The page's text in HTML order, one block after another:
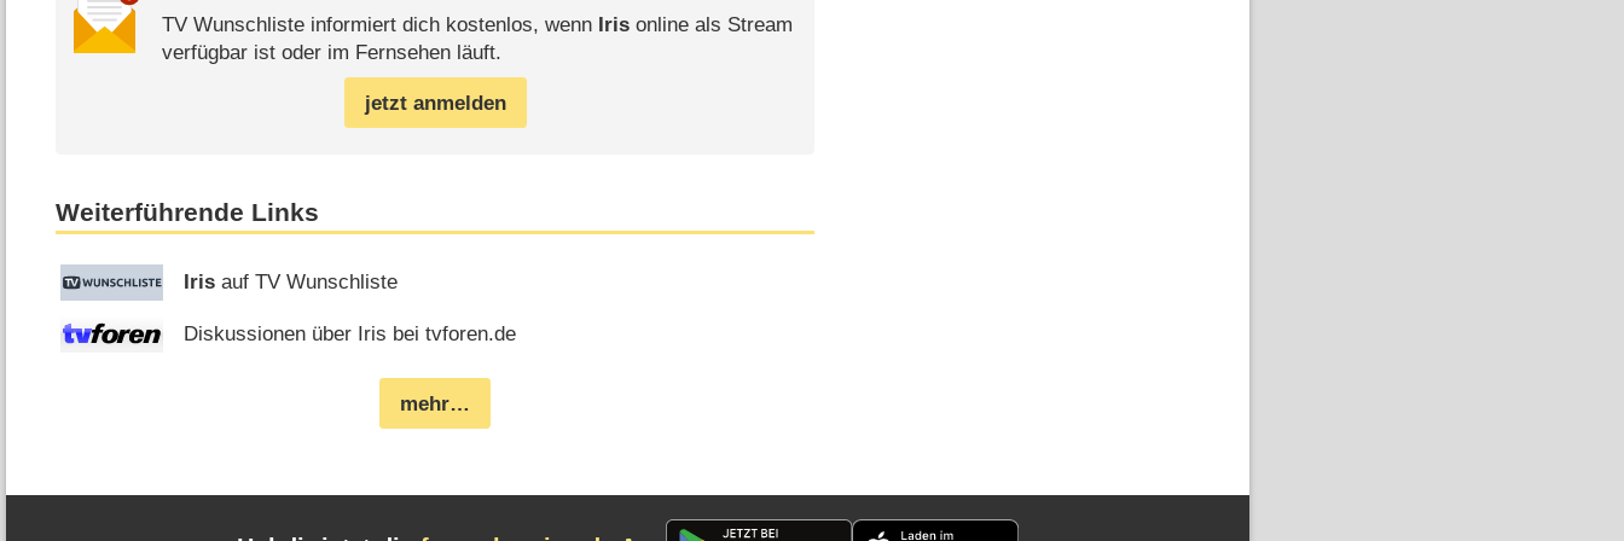
TV Wunschliste informiert dich kostenlos, wenn Irisonline als Stream
verfügbar ist oder im Fernsehen läuft.
jetzt anmelden
Weiterführende Links
Iris auf TV Wunschliste
Diskussionen über Iris bei tvforen.de
mehr…